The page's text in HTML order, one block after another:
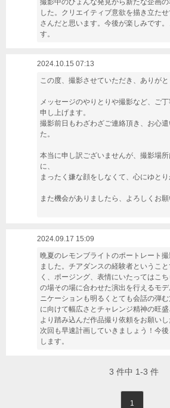
撮影中のひょんな発見から新たな企画
した。クリエイティブ意欲を描き立た
さんだと思います。今後が楽しみです
す。
2024.10.15 07:13
この度、撮影させていただき、ありがと
メッセージのやりとりや撮影など、ご
申し上げます。
撮影前日もわざわざご連絡頂き、お心
た。
本当に申し訳ございませんが、撮影場
に、
まったく嫌な顔をしなくて、心にゆとり
また機会がありましたら、よろしくお願
2024.09.17 15:09
晩夏のレモンブライトのポートレート
ました。チアダンスの経験者というこ
く、ポージング、表情にいたってはこ
の場その場に合わせた演出を行えるモ
ニケーションも明るくとても会話の弾
に向けて幅広さとチャレンジ精神の旺
より踏み込んだ作品撮り依頼をお願いし
次回も早速計画していきましょう！今
します。
3 件中 1-3 件
1